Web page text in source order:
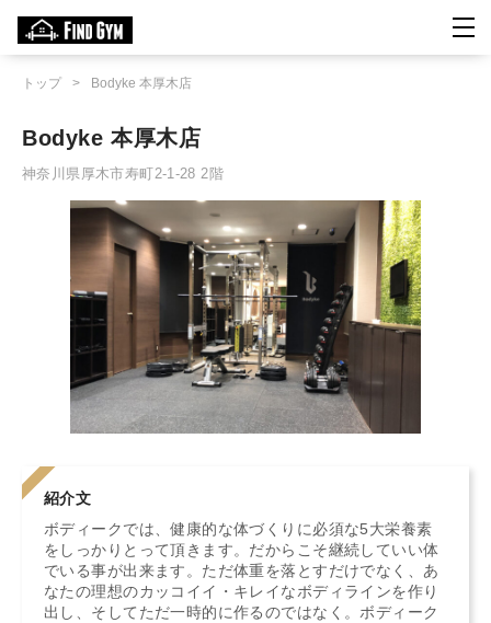
トップ > Bodyke 本厚木店
Bodyke 本厚木店
神奈川県厚木市寿町2-1-28 2階
紹介文
ボディークでは、健康的な体づくりに必須な5大栄養素
をしっかりとって頂きます。だからこそ継続していい体
でいる事が出来ます。ただ体重を落とすだけでなく、あ
なたの理想のカッコイイ・キレイなボディラインを作り
出し、そしてただ一時的に作るのではなく。ボディーク